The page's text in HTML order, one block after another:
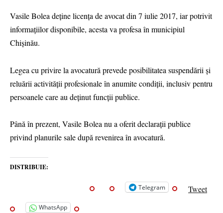
Vasile Bolea deține licența de avocat din 7 iulie 2017, iar potrivit
informațiilor disponibile, acesta va profesa în municipiul
Chișinău.
Legea cu privire la avocatură prevede posibilitatea suspendării și
reluării activității profesionale în anumite condiții, inclusiv pentru
persoanele care au deținut funcții publice.
Până în prezent, Vasile Bolea nu a oferit declarații publice
privind planurile sale după revenirea în avocatură.
DISTRIBUIE:
Telegram Tweet
WhatsApp